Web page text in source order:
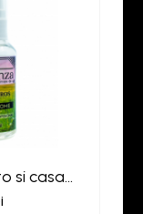
si casa